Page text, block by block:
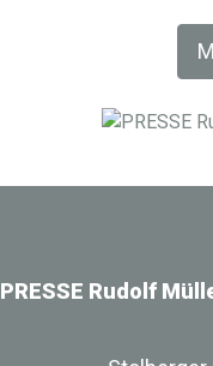
Fachverlag RM
World MUNICH
PRESSE Rudolf